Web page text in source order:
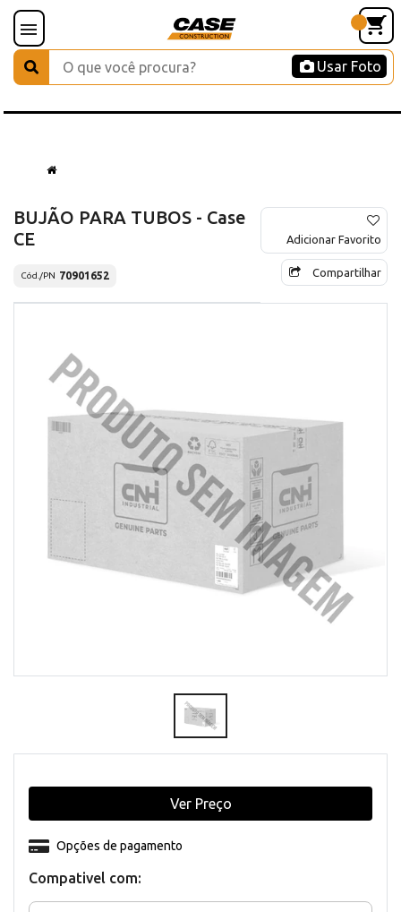
Usar Foto
BUJÃO PARA TUBOS - Case
CE
Cód./PN 70901652
Adicionar Favorito
Compartilhar
Compativel com:
Opções de pagamento
Ver Preço